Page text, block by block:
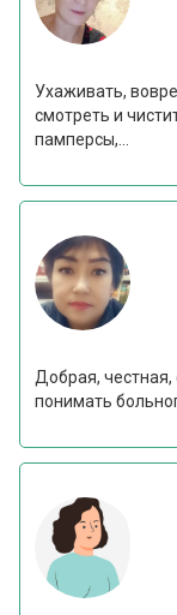
Ухаживать,
смотреть и
памперсы,...
Добрая, честная,
понимать